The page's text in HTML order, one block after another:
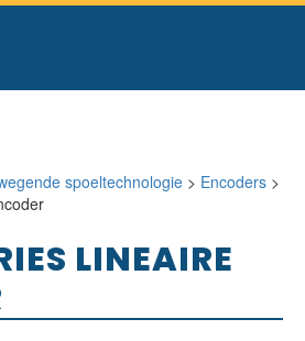
spoeltechnologie > Encoders >
LINEAIRE